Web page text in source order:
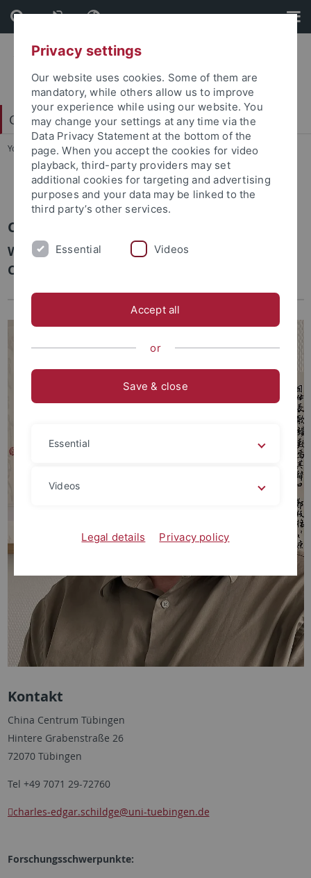
Skip
to
content
Skip
to
footer
China Centrum Tübingen (CCT)
You are here: Startseite ... Schildge, Charles 王昊
Schildge, Charles 王昊
Charles Schildge, M.A. 王昊
Wissenschaftlicher Mitarbeiter, Koordination
CCT
Kontakt
China Centrum Tübingen
Hintere Grabenstraße 26
72070 Tübingen
Tel +49 7071 29-72760
charles-edgar.schildge@uni-tuebingen.de
Forschungsschwerpunkte:
Privacy settings
Our website uses cookies. Some of them are
mandatory, while others allow us to improve
your experience while using our website. You
may change your settings at any time via the
Data Privacy Statement at the bottom of the
page. When you accept the cookies for video
playback, third-party providers may set
additional cookies for targeting and advertising
purposes and your data may be linked to the
third party’s other services.
Essential Videos
Accept all
or
Save & close
Essential
Videos
Legal details Privacy policy